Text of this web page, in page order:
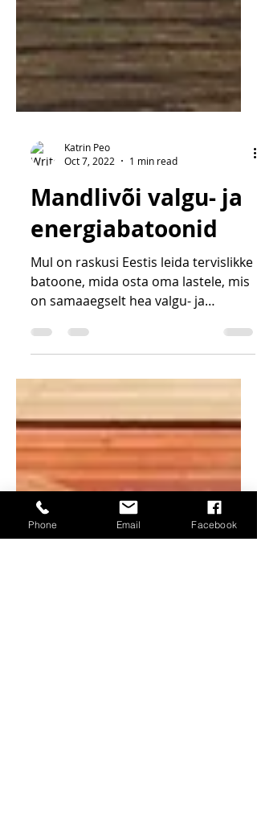
Oct 7, 2022
1 min read
Mandlivõi valgu- ja
energiabatoonid
Mul on raskusi Eestis leida tervislikke
energiaallikad ning mis on hea...
Phone Email Facebook